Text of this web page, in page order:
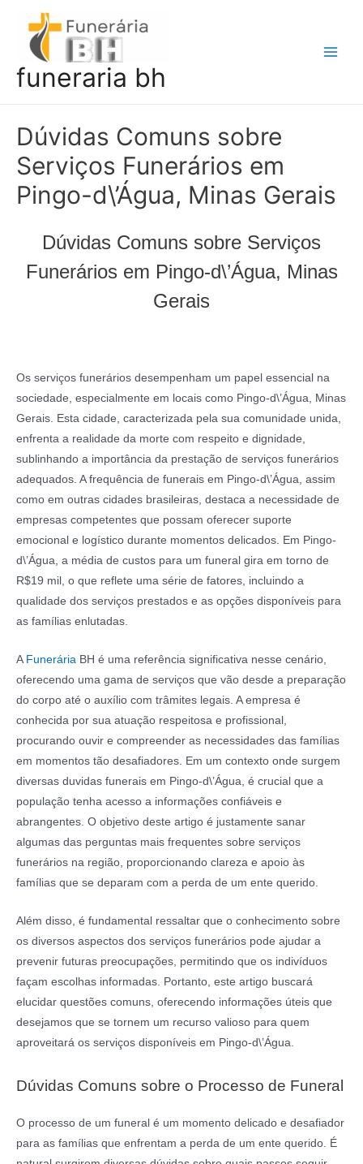
conteúdo
funeraria bh
Dúvidas Comuns sobre
Serviços Funerários em
Pingo-d\’Água, Minas Gerais
Dúvidas Comuns sobre Serviços
Funerários em Pingo-d\’Água, Minas
Gerais
Os serviços funerários desempenham um papel essencial na
sociedade, especialmente em locais como Pingo-d\’Água, Minas
Gerais. Esta cidade, caracterizada pela sua comunidade unida,
enfrenta a realidade da morte com respeito e dignidade,
sublinhando a importância da prestação de serviços funerários
adequados. A frequência de funerais em Pingo-d\’Água, assim
como em outras cidades brasileiras, destaca a necessidade de
empresas competentes que possam oferecer suporte
emocional e logístico durante momentos delicados. Em Pingo-
d\’Água, a média de custos para um funeral gira em torno de
R$19 mil, o que reflete uma série de fatores, incluindo a
qualidade dos serviços prestados e as opções disponíveis para
as famílias enlutadas.
A Funerária BH é uma referência significativa nesse cenário,
oferecendo uma gama de serviços que vão desde a preparação
do corpo até o auxílio com trâmites legais. A empresa é
conhecida por sua atuação respeitosa e profissional,
procurando ouvir e compreender as necessidades das famílias
em momentos tão desafiadores. Em um contexto onde surgem
diversas duvidas funerais em Pingo-d\’Água, é crucial que a
população tenha acesso a informações confiáveis e
abrangentes. O objetivo deste artigo é justamente sanar
algumas das perguntas mais frequentes sobre serviços
funerários na região, proporcionando clareza e apoio às
famílias que se deparam com a perda de um ente querido.
Além disso, é fundamental ressaltar que o conhecimento sobre
os diversos aspectos dos serviços funerários pode ajudar a
prevenir futuras preocupações, permitindo que os indivíduos
façam escolhas informadas. Portanto, este artigo buscará
elucidar questões comuns, oferecendo informações úteis que
desejamos que se tornem um recurso valioso para quem
aproveitará os serviços disponíveis em Pingo-d\’Água.
Dúvidas Comuns sobre o Processo de Funeral
O processo de um funeral é um momento delicado e desafiador
para as famílias que enfrentam a perda de um ente querido. É